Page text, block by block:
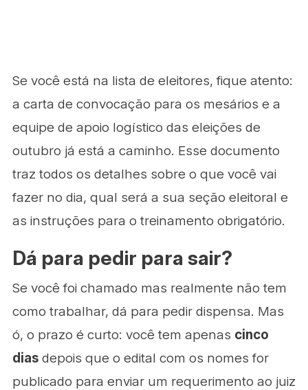
Se você está na lista de eleitores, fique atento:
a carta de convocação para os mesários e a
equipe de apoio logístico das eleições de
outubro já está a caminho. Esse documento
traz todos os detalhes sobre o que você vai
fazer no dia, qual será a sua seção eleitoral e
as instruções para o treinamento obrigatório.
Dá para pedir para sair?
Se você foi chamado mas realmente não tem
como trabalhar, dá para pedir dispensa. Mas
ó, o prazo é curto: você tem apenas cinco
diasdepois que o edital com os nomes for
publicado para enviar um requerimento ao juiz